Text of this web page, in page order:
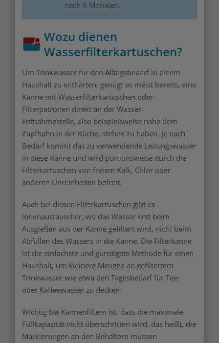
nach 6 Monaten.
Wozu dienen
Wasserfilterkartuschen?
Um Trinkwasser für den Alltagsbedarf in einem
Haushalt zu enthärten, genügt es meist bereits, eine
Kanne mit Wasserfilterkartuschen oder
Filterpatronen direkt an der Wasser-
Entnahmestelle, also beispielsweise nahe dem
Zapfhahn in der Küche, stehen zu haben. Je nach
Bedarf kommt das zu verwendende Leitungswasser
in diese Kanne und wird portionsweise durch die
Filterkartuschen von freiem Kalk, Chlor oder
anderen Unreinheiten befreit.
Auch bei diesen Filterkartuschen gibt es
Ionenaustauscher, wo das Wasser erst beim
Ausgießen aus der Kanne gefiltert wird, nicht beim
Abfüllen des Wassers in die Kanne. Die Filterkanne
ist die einfachste und günstigste Methode für einen
Haushalt, um kleinere Mengen an gefiltertem
Trinkwasser wie etwa den Tagesbedarf für Tee-
oder Kaffeewasser zu decken.
Wichtig bei Kannenfiltern ist, dass die maximale
Füllkapazität nicht überschritten wird, das heißt, die
Markierungen an den Behältern müssen